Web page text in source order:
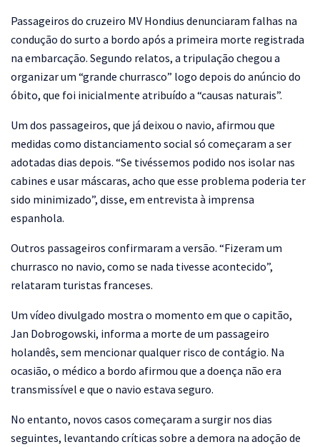
Passageiros do cruzeiro MV Hondius denunciaram falhas na
condução do surto a bordo após a primeira morte registrada
na embarcação. Segundo relatos, a tripulação chegou a
organizar um “grande churrasco” logo depois do anúncio do
óbito, que foi inicialmente atribuído a “causas naturais”.
Um dos passageiros, que já deixou o navio, afirmou que
medidas como distanciamento social só começaram a ser
adotadas dias depois. “Se tivéssemos podido nos isolar nas
cabines e usar máscaras, acho que esse problema poderia ter
sido minimizado”, disse, em entrevista à imprensa
espanhola.
Outros passageiros confirmaram a versão. “Fizeram um
churrasco no navio, como se nada tivesse acontecido”,
relataram turistas franceses.
Um vídeo divulgado mostra o momento em que o capitão,
Jan Dobrogowski, informa a morte de um passageiro
holandês, sem mencionar qualquer risco de contágio. Na
ocasião, o médico a bordo afirmou que a doença não era
transmissível e que o navio estava seguro.
No entanto, novos casos começaram a surgir nos dias
seguintes, levantando críticas sobre a demora na adoção de